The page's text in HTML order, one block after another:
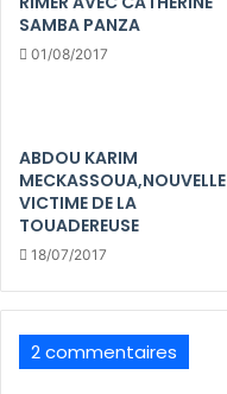
SAMBA PANZA
01/08/2017
ABDOU KARIM
MECKASSOUA,NOUVELLE
VICTIME DE LA
TOUADEREUSE
18/07/2017
2 commentaires